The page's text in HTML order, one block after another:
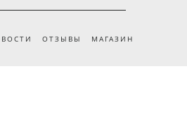
ОТЗЫВЫ МАГАЗИН